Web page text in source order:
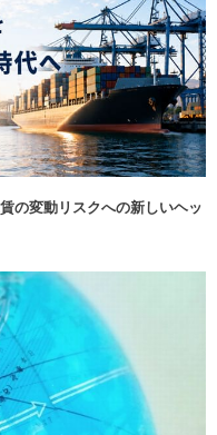
の変動リスクへの新しいヘッ